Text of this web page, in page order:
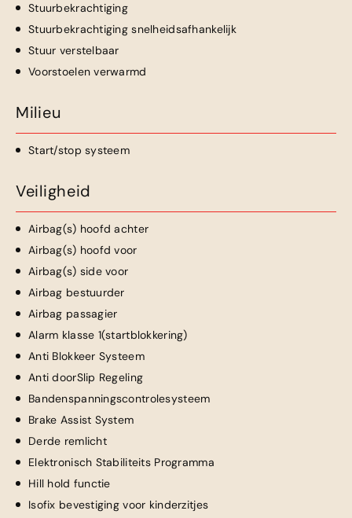
Stuurbekrachtiging
Stuurbekrachtiging snelheidsafhankelijk
Stuur verstelbaar
Voorstoelen verwarmd
Milieu
Start/stop systeem
Veiligheid
Airbag(s) hoofd achter
Airbag(s) hoofd voor
Airbag(s) side voor
Airbag bestuurder
Airbag passagier
Alarm klasse 1(startblokkering)
Anti Blokkeer Systeem
Anti doorSlip Regeling
Bandenspanningscontrolesysteem
Brake Assist System
Derde remlicht
Elektronisch Stabiliteits Programma
Hill hold functie
Isofix bevestiging voor kinderzitjes